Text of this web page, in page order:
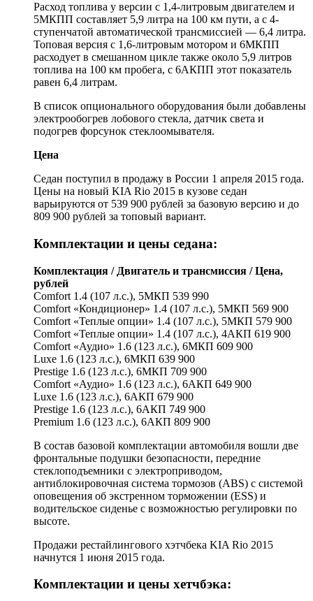
Расход топлива у версии с 1,4-литровым двигателем и
5МКПП составляет 5,9 литра на 100 км пути, а с 4-
ступенчатой автоматической трансмиссией — 6,4 литра.
Топовая версия с 1,6-литровым мотором и 6МКПП
расходует в смешанном цикле также около 5,9 литров
топлива на 100 км пробега, с 6АКПП этот показатель
равен 6,4 литрам.
В список опционального оборудования были добавлены
электрообогрев лобового стекла, датчик света и
подогрев форсунок стеклоомывателя.
Цена
Седан поступил в продажу в России 1 апреля 2015 года.
Цены на новый KIA Rio 2015 в кузове седан
варьируются от 539 900 рублей за базовую версию и до
809 900 рублей за топовый вариант.
Комплектации и цены седана:
Комплектация / Двигатель и трансмиссия / Цена,
рублей
Comfort 1.4 (107 л.с.), 5МКП 539 990
Comfort «Кондиционер» 1.4 (107 л.с.), 5МКП 569 900
Comfort «Теплые опции» 1.4 (107 л.с.), 5МКП 579 900
Comfort «Теплые опции» 1.4 (107 л.с.), 4АКП 619 900
Comfort «Аудио» 1.6 (123 л.с.), 6МКП 609 900
Luxe 1.6 (123 л.с.), 6МКП 639 900
Prestige 1.6 (123 л.с.), 6МКП 709 900
Comfort «Аудио» 1.6 (123 л.с.), 6АКП 649 900
Luxe 1.6 (123 л.с.), 6АКП 679 900
Prestige 1.6 (123 л.с.), 6АКП 749 900
Premium 1.6 (123 л.с.), 6АКП 809 900
В состав базовой комплектации автомобиля вошли две
фронтальные подушки безопасности, передние
стеклоподъемники с электроприводом,
антиблокировочная система тормозов (ABS) с системой
оповещения об экстренном торможении (ESS) и
водительское сиденье с возможностью регулировки по
высоте.
Продажи рестайлингового хэтчбека KIA Rio 2015
начнутся 1 июня 2015 года.
Комплектации и цены хетчбэка: